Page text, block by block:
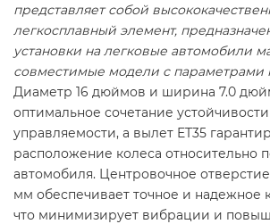
представляет собой
легкосплавный элемент,
установки на легковые автомобили
совместимые модели с параметрами
Диаметр 16 дюймов и ширина 7.0
оптимальное сочетание
управляемости, а вылет ET35
расположение колеса относительно
автомобиля. Центровочное
мм обеспечивает точное и надежное
что минимизирует вибрации и